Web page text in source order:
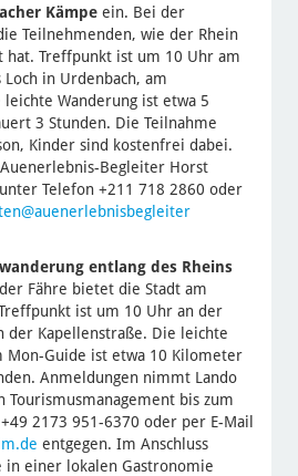
Kämpeein. Bei der
Teilnehmenden, wie der Rhein
hat. Treffpunkt ist um 10 Uhr am
in Urdenbach, am
Wanderung ist etwa 5
3 Stunden. Die Teilnahme
Kinder sind kostenfrei dabei.
Begleiter Horst
Telefon +211 718 2860 oder
@auenerlebnisbegleiter
entlang des Rheins
Fähre bietet die Stadt am
ist um 10 Uhr an der
der Kapellenstraße. Die leichte
Mon-Guide ist etwa 10 Kilometer
Anmeldungen nimmt Lando
Tourismusmanagement bis zum
2173 951-6370 oder per E-Mail
entgegen. Im Anschluss
in einer lokalen Gastronomie